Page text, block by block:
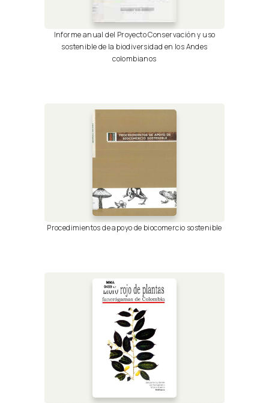
Informe anual del Proyecto Conservación y uso
sostenible de la biodiversidad en los Andes
colombianos
Procedimientos de apoyo de biocomercio sostenible